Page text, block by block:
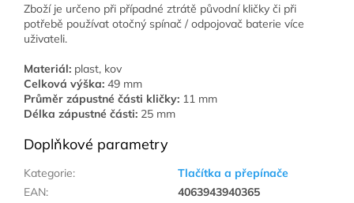
Zboží je určeno při případné ztrátě původní kličky či při
potřebě používat otočný spínač / odpojovač baterie více
uživateli.
Materiál: plast, kov
Celková výška: 49 mm
Průměr zápustné části kličky: 11 mm
Délka zápustné části: 25 mm
Doplňkové parametry
Kategorie:
Tlačítka a přepínače
EAN: 4063943940365